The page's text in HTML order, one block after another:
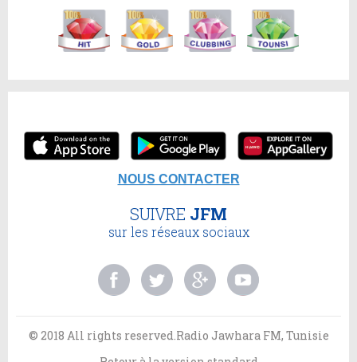
NOUS CONTACTER
SUIVRE JFM
sur les réseaux sociaux
© 2018 All rights reserved.Radio Jawhara FM, Tunisie